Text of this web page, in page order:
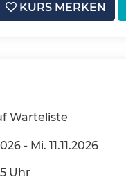
KURS MERKEN
Warteliste
- Mi. 11.11.2026
Uhr